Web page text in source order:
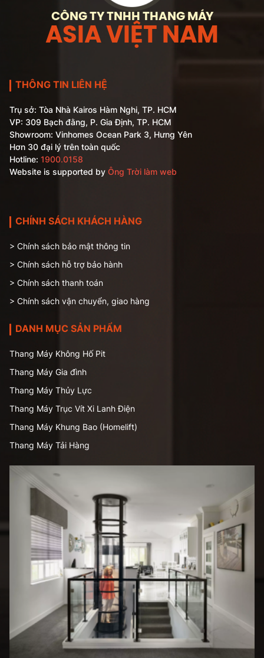
CÔNG TY TNHH THANG MÁY
ASIA VIỆT NAM
THÔNG TIN LIÊN HỆ
Trụ sở: Tòa Nhà Kairos Hàm Nghi, TP. HCM
VP: 309 Bạch đằng, P. Gia Định, TP. HCM
Showroom: Vinhomes Ocean Park 3, Hưng Yên
Hơn 30 đại lý trên toàn quốc
Hotline: 1900.0158
Website is supported by Ông Trời làm web
CHÍNH SÁCH KHÁCH HÀNG
> Chính sách bảo mật thông tin
> Chính sách hỗ trợ bảo hành
> Chính sách thanh toán
> Chính sách vận chuyển, giao hàng
DANH MỤC SẢN PHẨM
Thang Máy Không Hố Pit
Thang Máy Gia đình
Thang Máy Thủy Lực
Thang Máy Trục Vít Xi Lanh Điện
Thang Máy Khung Bao (Homelift)
Thang Máy Tải Hàng